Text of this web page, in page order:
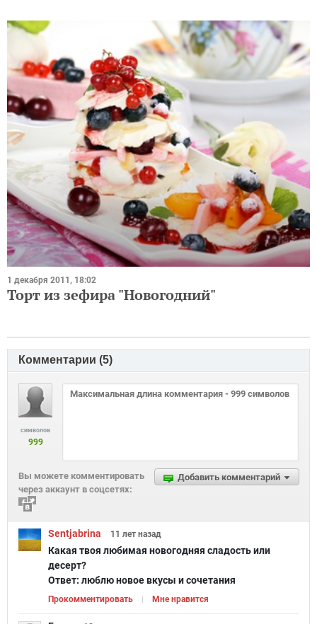
1 декабря 2011, 18:02
Торт из зефира "Новогодний"
Комментарии (5)
символов
999
Добавить комментарий
Вы можете комментировать
через аккаунт в соцсетях:
Sentjabrina 11 лет назад
Какая твоя любимая новогодняя сладость или
десерт?
Ответ: люблю новое вкусы и сочетания
Прокомментировать Мне нравится